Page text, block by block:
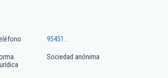
95451...
Sociedad anónima